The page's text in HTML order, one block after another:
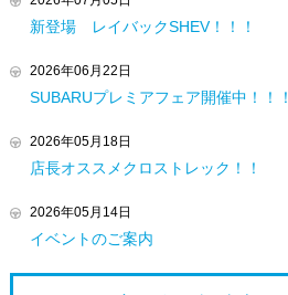
新登場 レイバックSHEV！！！
2026年06月22日
SUBARUプレミアフェア開催中！！！
2026年05月18日
店長オススメクロストレック！！
2026年05月14日
イベントのご案内